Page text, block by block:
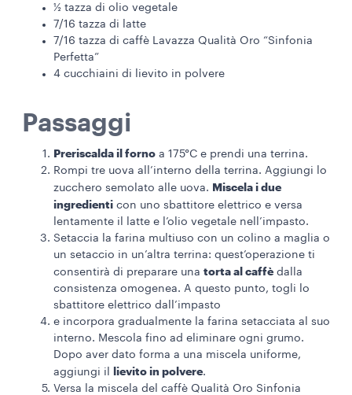
½ tazza di olio vegetale
7/16 tazza di latte
7/16 tazza di caffè Lavazza Qualità Oro “Sinfonia
Perfetta”
4 cucchiaini di lievito in polvere
Passaggi
Preriscalda il forno a 175°C e prendi una terrina.
Rompi tre uova all’interno della terrina. Aggiungi lo
zucchero semolato alle uova. Miscela i due
ingredienti con uno sbattitore elettrico e versa
lentamente il latte e l’olio vegetale nell’impasto.
Setaccia la farina multiuso con un colino a maglia o
un setaccio in un’altra terrina: quest’operazione ti
consentirà di preparare una torta al caffè dalla
consistenza omogenea. A questo punto, togli lo
sbattitore elettrico dall’impasto
e incorpora gradualmente la farina setacciata al suo
interno. Mescola fino ad eliminare ogni grumo.
Dopo aver dato forma a una miscela uniforme,
aggiungi il
lievito in polvere.
Versa la miscela del caffè Qualità Oro Sinfonia